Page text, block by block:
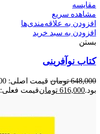
مقایسه
مشاهده سریع
افزودن به علاقه‌مندی‌ها
افزودن به سبد خرید
بستن
کتاب نوآفرینی
648,000 تومان
بود.616,000 تومانقیمت فعلی: 616,000 تومان.